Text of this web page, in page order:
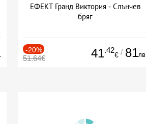
ЕФЕКТ Гранд Виктория - Слънчев
бряг
-20%
51.64€ 41.42
€ / 81лв.